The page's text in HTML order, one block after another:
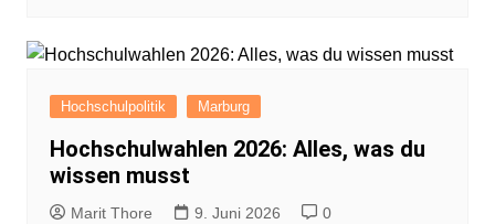
Hochschulpolitik Marburg
Hochschulwahlen 2026: Alles, was du
wissen musst
Marit Thore 9. Juni 2026 0